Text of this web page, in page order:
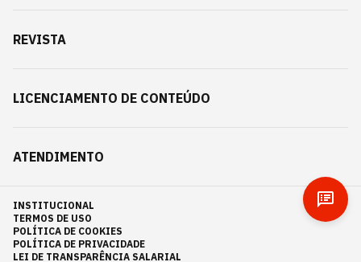
REVISTA
LICENCIAMENTO DE CONTEÚDO
ATENDIMENTO
INSTITUCIONAL
TERMOS DE USO
POLÍTICA DE COOKIES
POLÍTICA DE PRIVACIDADE
LEI DE TRANSPARÊNCIA SALARIAL